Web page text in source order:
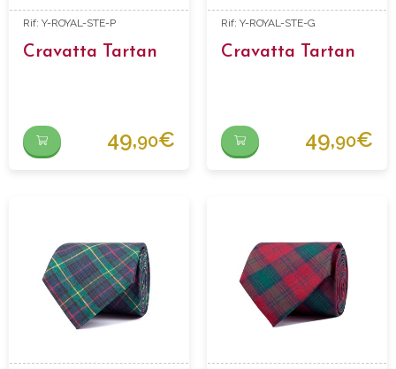
Rif: Y-ROYAL-STE-P
Cravatta Tartan
49,90€
Rif: Y-ROYAL-STE-G
Cravatta Tartan
49,90€